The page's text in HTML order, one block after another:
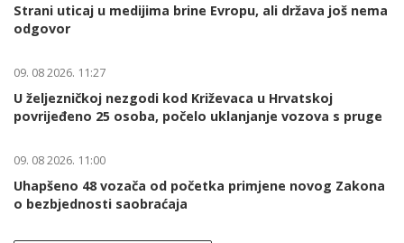
Strani uticaj u medijima brine Evropu, ali država još nema
odgovor
09. 08 2026. 11:27
U željezničkoj nezgodi kod Križevaca u Hrvatskoj
povrijeđeno 25 osoba, počelo uklanjanje vozova s pruge
09. 08 2026. 11:00
Uhapšeno 48 vozača od početka primjene novog Zakona
o bezbjednosti saobraćaja